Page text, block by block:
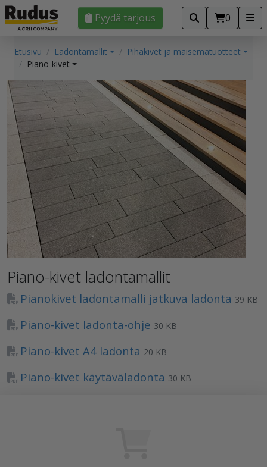
Pyydä tarjous 0
Etusivu Ladontamallit
Pihakivet ja maisematuotteet
Piano-kivet
Piano-kivet ladontamallit
Pianokivet ladontamalli jatkuva ladonta 39 KB
Piano-kivet ladonta-ohje 30 KB
Piano-kivet A4 ladonta 20 KB
Piano-kivet käytäväladonta 30 KB